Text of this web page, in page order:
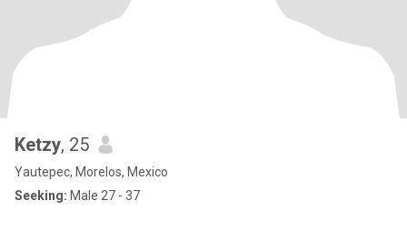
Ketzy, 25
Yautepec, Morelos, Mexico
Seeking: Male 27 - 37